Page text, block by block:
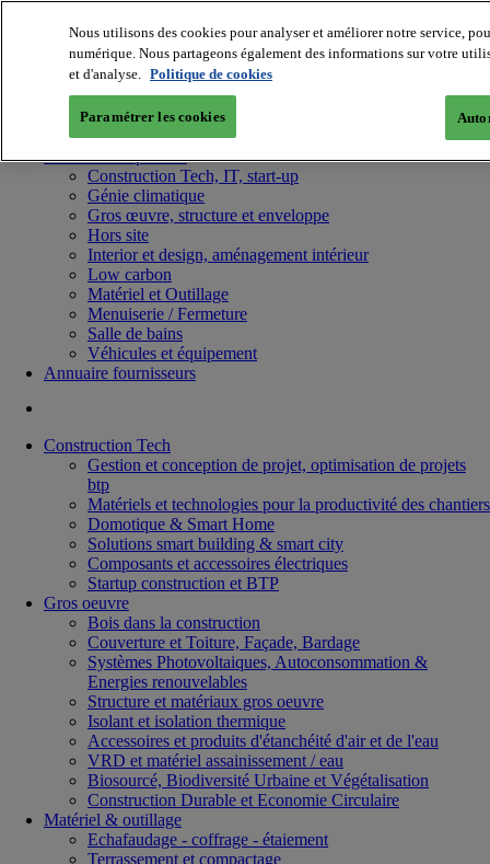
Batiradio
Articles & expertises
Construction Tech, IT, start-up
Génie climatique
Gros œuvre, structure et enveloppe
Hors site
Interior et design, aménagement intérieur
Low carbon
Matériel et Outillage
Menuiserie / Fermeture
Salle de bains
Véhicules et équipement
Annuaire fournisseurs
Construction Tech
Gestion et conception de projet, optimisation de projets
btp
Matériels et technologies pour la productivité des chantiers
Domotique & Smart Home
Solutions smart building & smart city
Composants et accessoires électriques
Startup construction et BTP
Gros oeuvre
Bois dans la construction
Couverture et Toiture, Façade, Bardage
Systèmes Photovoltaiques, Autoconsommation &
Energies renouvelables
Structure et matériaux gros oeuvre
Isolant et isolation thermique
Accessoires et produits d'étanchéité d'air et de l'eau
VRD et matériel assainissement / eau
Biosourcé, Biodiversité Urbaine et Végétalisation
Construction Durable et Economie Circulaire
Matériel & outillage
Echafaudage - coffrage - étaiement
Terrassement et compactage
Nous utilisons des cookies pour analyser et améliorer notre service,
numérique. Nous partageons également des informations sur votre
et d'analyse. Politique de cookies
Paramétrer les cookies